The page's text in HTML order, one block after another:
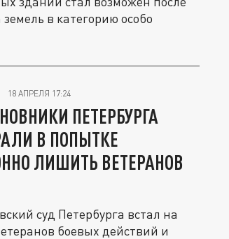
в категорию особо
18 АПРЕЛЯ 17:24
ПЕТЕРБУРГА
В ПОПЫТКЕ
ЛИШИТЬ ВЕТЕРАНОВ
суд Петербурга встал на
боевых действий и